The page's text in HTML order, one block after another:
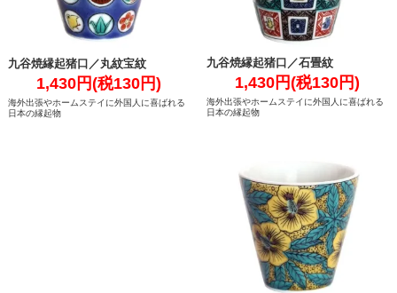
九谷焼縁起猪口／丸紋宝紋
1,430円(税130円)
海外出張やホームステイに外国人に喜ばれる
日本の縁起物
九谷焼縁起猪口／石畳紋
1,430円(税130円)
海外出張やホームステイに外国人に喜ばれる
日本の縁起物